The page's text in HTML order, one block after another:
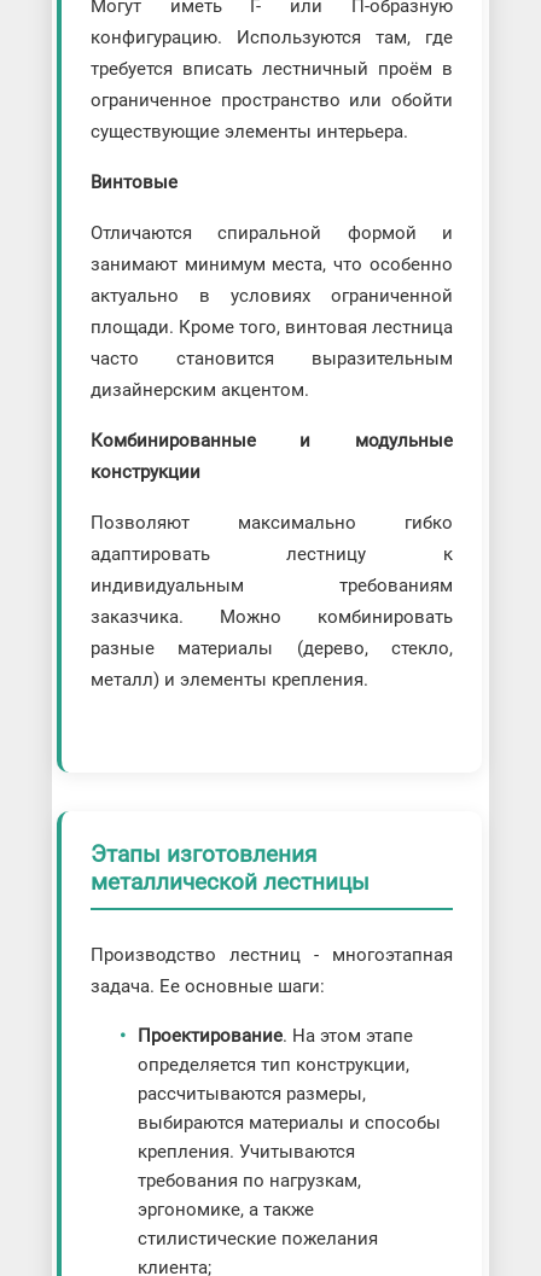
Могут иметь Г- или П-образную
конфигурацию. Используются там, где
требуется вписать лестничный проём в
ограниченное пространство или обойти
существующие элементы интерьера.
Винтовые
Отличаются спиральной формой и
занимают минимум места, что особенно
актуально в условиях ограниченной
площади. Кроме того, винтовая лестница
часто становится выразительным
дизайнерским акцентом.
Комбинированные и модульные
конструкции
Позволяют максимально гибко
адаптировать лестницу к
индивидуальным требованиям
заказчика. Можно комбинировать
разные материалы (дерево, стекло,
металл) и элементы крепления.
Этапы изготовления
металлической лестницы
Производство лестниц - многоэтапная
задача. Ее основные шаги:
Проектирование. На этом этапе
определяется тип конструкции,
рассчитываются размеры,
выбираются материалы и способы
крепления. Учитываются
требования по нагрузкам,
эргономике, а также
стилистические пожелания
клиента;